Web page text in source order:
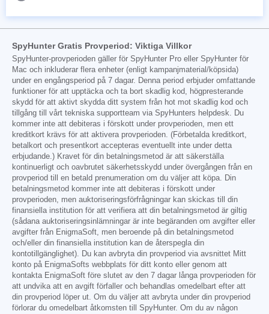
SpyHunter Gratis Provperiod: Viktiga Villkor
SpyHunter-provperioden gäller för SpyHunter Pro eller SpyHunter för
Mac och inkluderar flera enheter (enligt kampanjmaterial/köpsida)
under en engångsperiod på 7 dagar. Denna period erbjuder omfattande
funktioner för att upptäcka och ta bort skadlig kod, högpresterande
skydd för att aktivt skydda ditt system från hot mot skadlig kod och
tillgång till vårt tekniska supportteam via SpyHunters helpdesk. Du
kommer inte att debiteras i förskott under provperioden, men ett
kreditkort krävs för att aktivera provperioden. (Förbetalda kreditkort,
betalkort och presentkort accepteras eventuellt inte under detta
erbjudande.) Kravet för din betalningsmetod är att säkerställa
kontinuerligt och oavbrutet säkerhetsskydd under övergången från en
provperiod till en betald prenumeration om du väljer att köpa. Din
betalningsmetod kommer inte att debiteras i förskott under
provperioden, men auktoriseringsförfrågningar kan skickas till din
finansiella institution för att verifiera att din betalningsmetod är giltig
(sådana auktoriseringsinlämningar är inte begäranden om avgifter eller
avgifter från EnigmaSoft, men beroende på din betalningsmetod
och/eller din finansiella institution kan de återspegla din
kontotillgänglighet). Du kan avbryta din provperiod via avsnittet Mitt
konto på EnigmaSofts webbplats för ditt konto eller genom att
kontakta EnigmaSoft före slutet av den 7 dagar långa provperioden för
att undvika att en avgift förfaller och behandlas omedelbart efter att
din provperiod löper ut. Om du väljer att avbryta under din provperiod
förlorar du omedelbart åtkomsten till SpyHunter. Om du av någon